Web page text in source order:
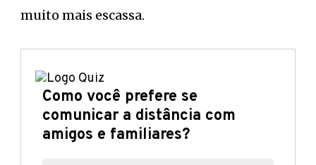
muito mais escassa.
Como você prefere se
comunicar a distância com
amigos e familiares?